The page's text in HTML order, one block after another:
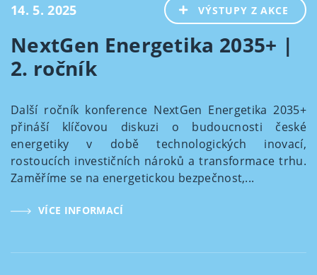
14. 5. 2025 VÝSTUPY Z AKCE
NextGen Energetika 2035+ |
2. ročník
Další ročník konference NextGen Energetika 2035+
přináší klíčovou diskuzi o budoucnosti české
energetiky v době technologických inovací,
rostoucích investičních nároků a transformace trhu.
Zaměříme se na energetickou bezpečnost,...
VÍCE INFORMACÍ